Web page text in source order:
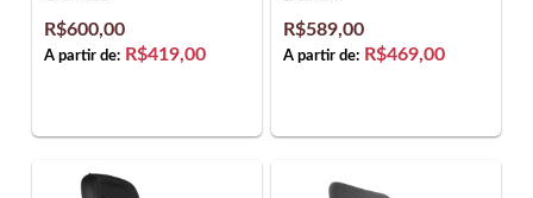
R$600,00
A partir de: R$419,00
R$589,00
A partir de: R$469,00